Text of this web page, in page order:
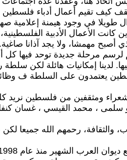
كيف تقيم أعمال أدباء
طويلا في وجود هيمنة إعلامية
كانت الأعمال الأدبية
الذي أصبح مهمشا، ولا يجد
مرحلة جديدة توحد فيها
لدينا إمكانيات هائلة لكن
يعتمدون على السلطة ف
ومثقفين من فلسطين نريد
، محمد القيسي ، غسان
والثقافة، رحمهم الله جميعا
ساهم في الارتقاء بالكتابة الأدبية الإلكترونية وقد كتب فيه